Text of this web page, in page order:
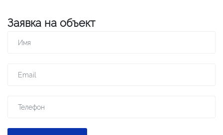
Заявка на объект